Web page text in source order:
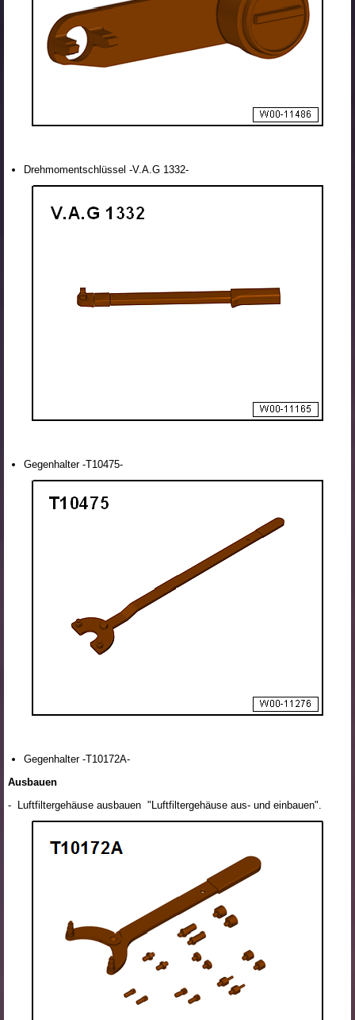
Drehmomentschlüssel -V.A.G 1332-
Gegenhalter -T10475-
Gegenhalter -T10172A-
Ausbauen
- Luftfiltergehäuse ausbauen "Luftfiltergehäuse aus- und einbauen".